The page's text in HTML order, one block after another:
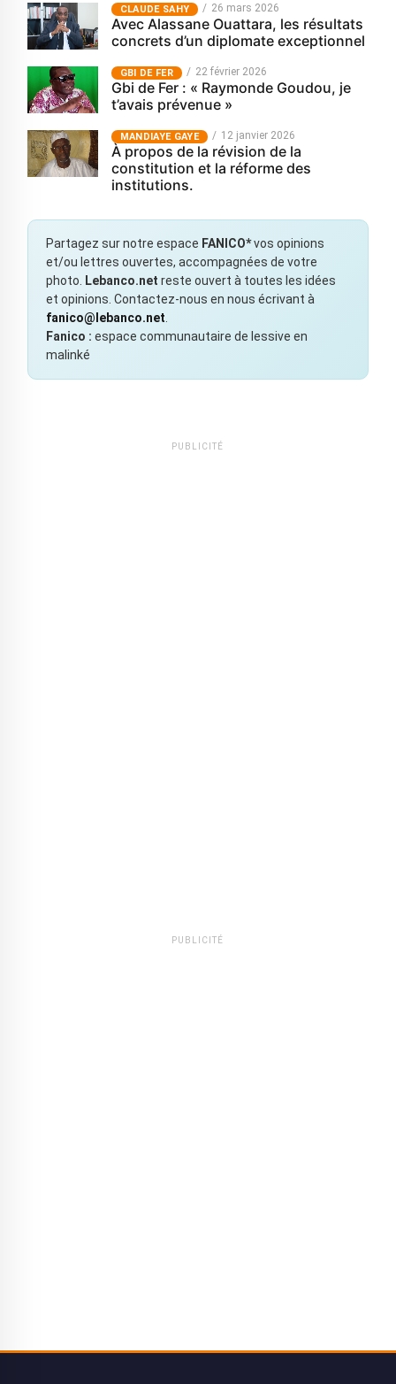
CLAUDE SAHY 26 mars 2026
Avec Alassane Ouattara, les résultats
concrets d’un diplomate exceptionnel
GBI DE FER 22 février 2026
Gbi de Fer : « Raymonde Goudou, je
t’avais prévenue »
MANDIAYE GAYE 12 janvier 2026
À propos de la révision de la
constitution et la réforme des
institutions.
Partagez sur notre espace FANICO*vos opinions
et/ou lettres ouvertes, accompagnées de votre
photo.
Lebanco.net reste ouvert à toutes les idées
et opinions. Contactez-nous en nous écrivant à
fanico@lebanco.net
Fanico : espace communautaire de lessive en
malinké
PUBLICITÉ
PUBLICITÉ